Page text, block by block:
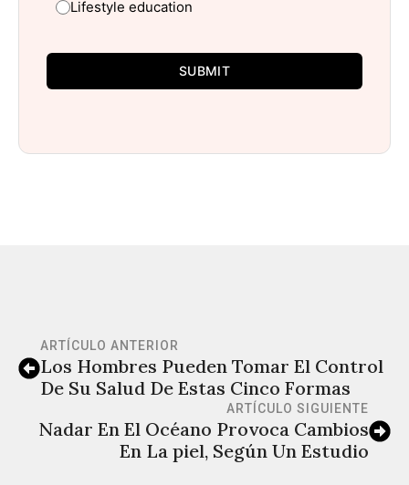
Lifestyle education
SUBMIT
ARTÍCULO ANTERIOR
Los Hombres Pueden Tomar El Control
De Su Salud De Estas Cinco Formas
ARTÍCULO SIGUIENTE
Nadar En El Océano Provoca Cambios
En La piel, Según Un Estudio